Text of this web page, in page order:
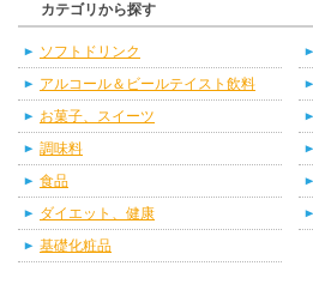
カテゴリから探す
ソフトドリンク
アルコール＆ビールテイスト飲料
お菓子、スイーツ
調味料
食品
ダイエット、健康
基礎化粧品